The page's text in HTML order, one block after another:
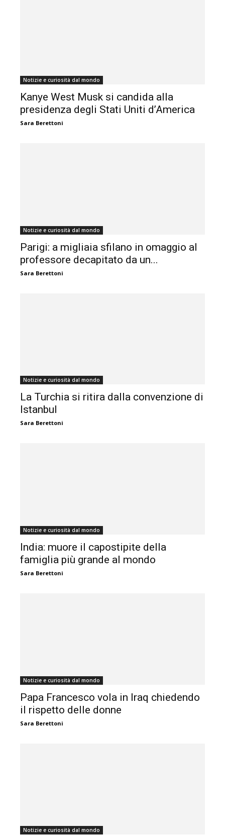
Notizie e curiosità dal mondo
Kanye West Musk si candida alla
presidenza degli Stati Uniti d’America
Sara Berettoni
Notizie e curiosità dal mondo
Parigi: a migliaia sfilano in omaggio al
professore decapitato da un...
Sara Berettoni
Notizie e curiosità dal mondo
La Turchia si ritira dalla convenzione di
Istanbul
Sara Berettoni
Notizie e curiosità dal mondo
India: muore il capostipite della
famiglia più grande al mondo
Sara Berettoni
Notizie e curiosità dal mondo
Papa Francesco vola in Iraq chiedendo
il rispetto delle donne
Sara Berettoni
Notizie e curiosità dal mondo